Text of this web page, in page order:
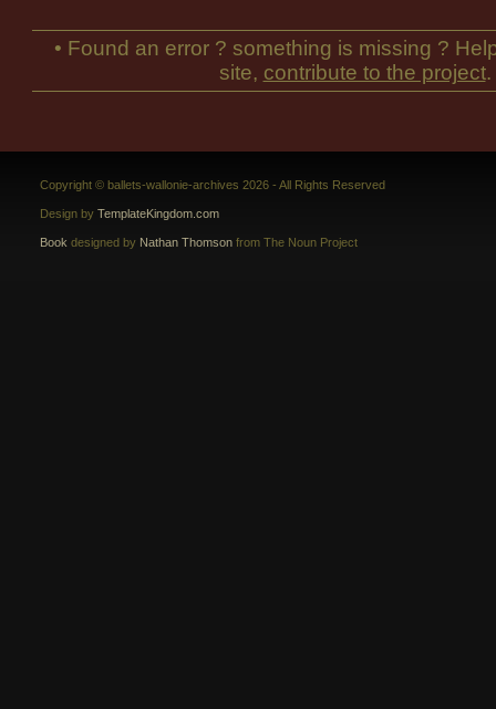
• Found an error ? something is missing ?
site, contribute to the project.
Copyright © ballets-wallonie-archives 2026 - All Rights Reserved
Design by TemplateKingdom.com
Book designed by Nathan Thomson from The Noun Project